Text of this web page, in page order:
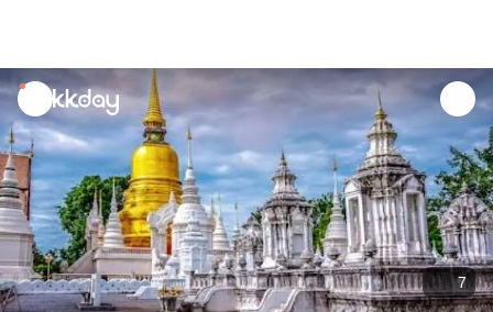
unread
notifications
7